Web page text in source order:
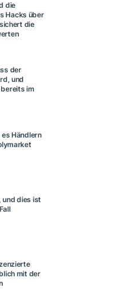
die
Hacks über
die
der
und
im
Händlern
und dies ist
mit der